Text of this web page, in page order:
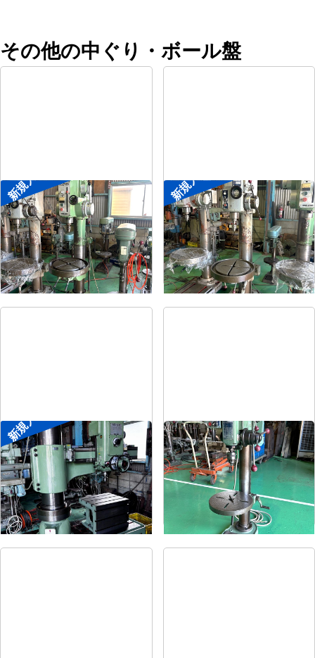
その他の中ぐり・ボール盤
新規入荷
直立ボール盤
メーカー 森精機
形 式YD2-55
年 式-
新規入荷
直立ボール盤
メーカー 吉良
形 式 KRTG-540
年 式 -
新規入荷
ラジアルボール盤
メーカー 森精機
形 式 YR3-115
年 式-
卓上ボール盤
メーカー 吉良
形 式KRT-340
式-